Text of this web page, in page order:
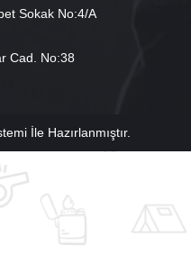
Sokak No:4/A
Cad. No:38
İle Hazırlanmıştır.